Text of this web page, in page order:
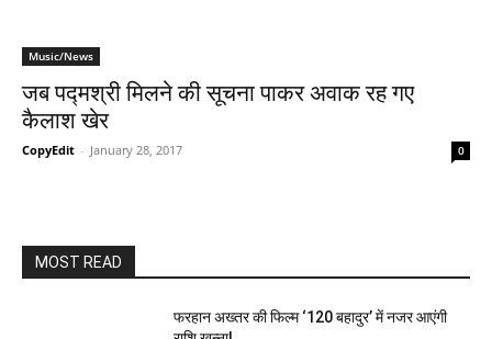
Music/News
जब पद्मश्री मिलने की सूचना पाकर अवाक रह गए
कैलाश खेर
CopyEdit - January 28, 2017 0
MOST READ
फरहान अख्तर की फिल्म ‘120 बहादुर’ में नजर आएंगी